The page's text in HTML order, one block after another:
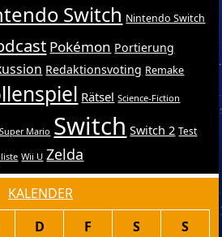
Switch Nintendo Switch
Pokémon Portierung
Redaktionsvoting Remake
Rätsel Science-Fiction
Super Mario Switch Switch 2 Test
Wii U Zelda
KALENDER
D F S
S